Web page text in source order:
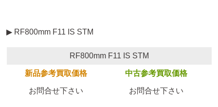
▶ RF800mm F11 IS STM
RF800mm F11 IS STM
新品参考買取価格 中古参考買取価格
お問合せ下さい お問合せ下さい